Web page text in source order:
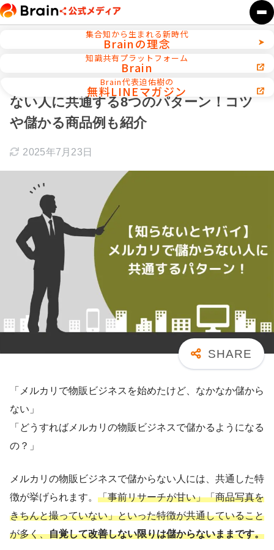
集合知から生まれる新時代
Brainの理念
知識共有プラットフォーム
Brain
Brain代表迫佑樹の
無料LINEマガジン
【知らないとヤバイ】メルカリで儲から
ない人に共通する8つのパターン！コツ
や儲かる商品例も紹介
2025年7月23日
「メルカリで物販ビジネスを始めたけど、なかなか儲から
ない」
「どうすればメルカリの物販ビジネスで儲かるようになる
の？」
メルカリの物販ビジネスで儲からない人には、共通した特
徴が挙げられます。 「事前リサーチが甘い」「商品写真を
きちんと撮っていない」といった特徴が共通していること
が多く、自覚して改善しない限りは儲からないままです。